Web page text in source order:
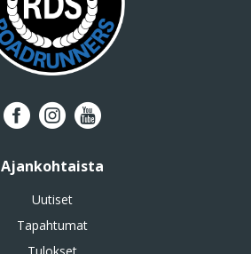
Ajankohtaista
Uutiset
Tapahtumat